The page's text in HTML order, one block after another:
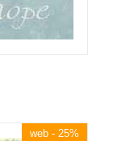
web - 25%